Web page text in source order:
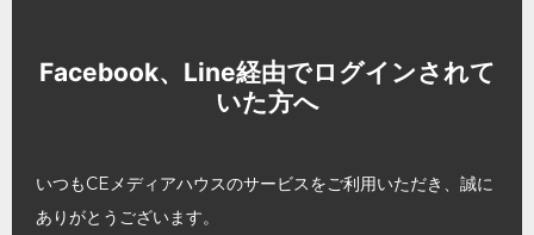
Facebook、Line経由でログインされて
いた方へ
いつもCEメディアハウスのサービスをご利用いただき、誠に
ありがとうございます。